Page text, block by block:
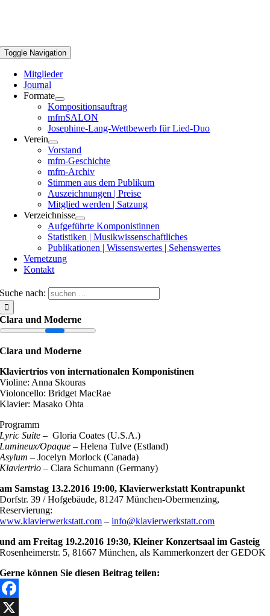
Toggle Navigation
Mitglieder
Journal
Formate
Kompositionsauftrag
mfmSALON
Josephine-Lang-Wettbewerb für Lied-Duo
Verein
Vorstand
mfm-Geschichte
mfm-Archiv
Stimmen aus dem Publikum
Auszeichnungen | Preise
Mitglied werden | Satzung
Verzeichnisse
Aufgeführte Komponistinnen
Statistiken | Musikwissenschaftliches
Publikationen | Wissenswertes | Sehenswertes
Vernetzung
Kontakt
Suche nach:
Clara und Moderne
Clara und Moderne
Klaviertrios von internationalen Komponistinen
Violine: Anna Skouras
Violoncello: Bridget MacRae
Klavier: Masako Ohta
Programm
Lyric Suite – Gloria Coates (U.S.A.)
Lumineux/Opaque – Helena Tulve (Estland)
Asylum – Jocelyn Morlock (Canada)
Klaviertrio – Clara Schumann (Germany)
am Samstag 13.2.2016 19:00, Klavierwerkstatt Kontrapunkt
Dorfstr. 39 / Hofgebäude, 81247 München-Obermenzing,
Reservierung:
www.klavierwerkstatt.com –info@klavierwerkstatt.com
und am Freitag 19.2.2016 19:30, Kleiner Konzertsaal im Gasteig
Rosenheimerstr. 5, 81667 München, als Kammerkonzert der GEDOK
Gerne können Sie diesen Beitrag teilen:
Facebook